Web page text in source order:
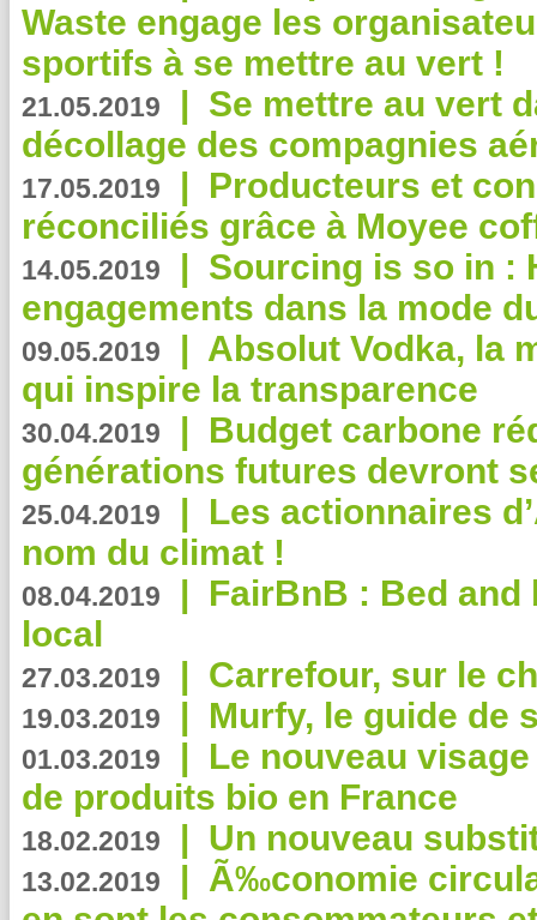
Waste engage les
sportifs à se mettre au vert !
21.05.2019 | Se mettre au vert
décollage des compagnies
17.05.2019 | Producteurs et
réconciliés grâce à Moyee
14.05.2019 | Sourcing is so in :
engagements dans la mode
09.05.2019 | Absolut Vodka, la
qui inspire la transparence
30.04.2019 | Budget carbone
générations futures devront
25.04.2019 | Les actionnaires
nom du climat !
08.04.2019 | FairBnB : Bed
local
27.03.2019 | Carrefour, sur le
19.03.2019 | Murfy, le guide de
01.03.2019 | Le nouveau
de produits bio en France
18.02.2019 | Un nouveau
13.02.2019 | Ã‰conomie